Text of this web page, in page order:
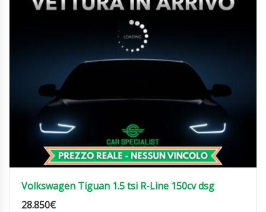
Volkswagen Tiguan 1.5 tsi R-Line 150cv dsg
28.850€